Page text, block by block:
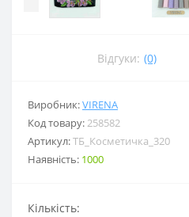
Відгуки: (0)
Виробник:VIRENA
Код товару:258582
Артикул:ТБ_Косметичка_320
Наявність: 1000
Кількість: